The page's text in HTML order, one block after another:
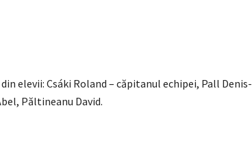
elevii: Csáki Roland – căpitanul echipei, Pall Denis-
Păltineanu David.